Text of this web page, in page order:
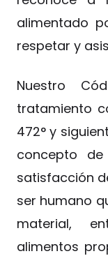
alimentado
respetar y
Nuestro
tratamiento
472° y
concepto
satisfacción
ser humano
material,
alimentos